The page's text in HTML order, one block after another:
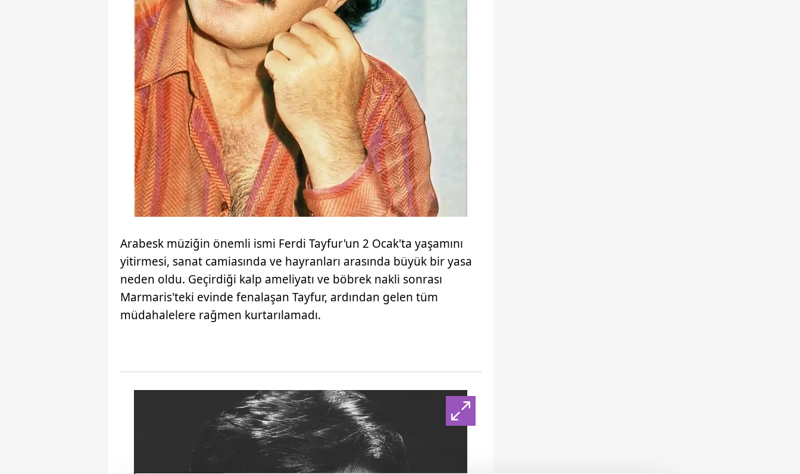
Arabesk müziğin önemli ismi Ferdi Tayfur'un 2 Ocak'ta yaşamını
yitirmesi, sanat camiasında ve hayranları arasında büyük bir yasa
neden oldu. Geçirdiği kalp ameliyatı ve böbrek nakli sonrası
Marmaris'teki evinde fenalaşan Tayfur, ardından gelen tüm
müdahalelere rağmen kurtarılamadı.